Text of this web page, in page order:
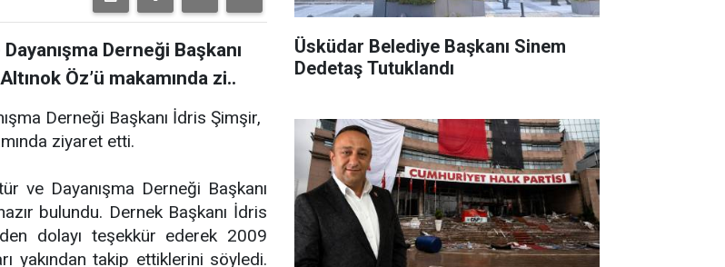
Derneği Başkanı
Öz’ü makamında zi..
Derneği Başkanı İdris Şimşir,
ziyaret etti.
ve Dayanışma Derneği Başkanı
bulundu. Dernek Başkanı İdris
dolayı teşekkür ederek 2009
yakından takip ettiklerini söyledi.
Üsküdar Belediye Başkanı Sinem
Dedetaş Tutuklandı